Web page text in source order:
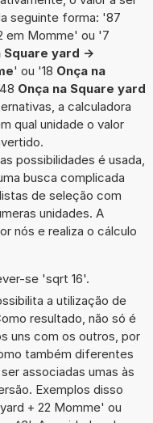
seguinte forma: '87
em Momme' ou '7
Square yard ->
' ou '18 Onça na
Onça na Square yard
a calculadora
qual unidade o valor
possibilidades é usada,
busca complicada
de seleção com
unidades. A
nós e realiza o cálculo
se 'sqrt 16'.
a utilização de
resultado, não só é
uns com os outros, por
também diferentes
associadas umas às
Exemplos disso
+ 22 Momme' ou